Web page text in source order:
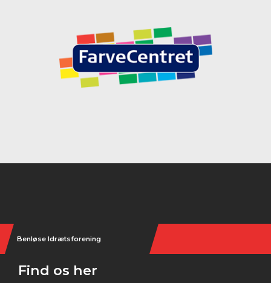
Benløse Idrætsforening
Find os her